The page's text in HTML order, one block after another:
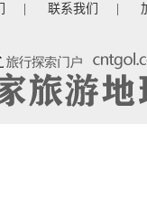
联系我们